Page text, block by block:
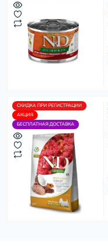
СКИДКА ПРИ РЕГИСТРАЦИИ
АКЦИЯ
БЕСПЛАТНАЯ ДОСТАВКА